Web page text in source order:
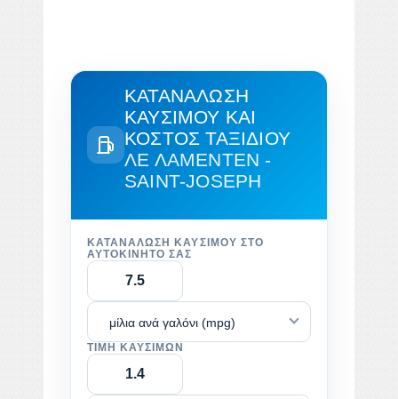
ΚΑΤΑΝΆΛΩΣΗ
ΚΑΥΣΊΜΟΥ ΚΑΙ
ΚΌΣΤΟΣ ΤΑΞΙΔΙΟΎ
ΛΕ ΛΑΜΕΝΤΈΝ -
SAINT-JOSEPH
ΚΑΤΑΝΆΛΩΣΗ ΚΑΥΣΊΜΟΥ ΣΤΟ
ΑΥΤΟΚΊΝΗΤΌ ΣΑΣ
μίλια ανά γαλόνι (mpg)
ΤΙΜΉ ΚΑΥΣΊΜΩΝ